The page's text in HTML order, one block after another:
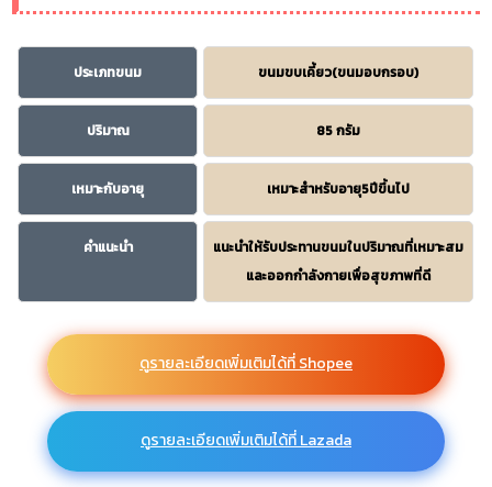
ประเภทขนม ขนมขบเคี้ยว(ขนมอบกรอบ)
ปริมาณ 85 กรัม
เหมาะกับอายุ เหมาะสำหรับอายุ5ปีขึ้นไป
คำแนะนำ
แนะนำให้รับประทานขนมในปริมาณที่เหมาะสม
และออกกำลังกายเพื่อสุขภาพที่ดี
ดูรายละเอียดเพิ่มเติมได้ที่ Shopee
ดูรายละเอียดเพิ่มเติมได้ที่ Lazada